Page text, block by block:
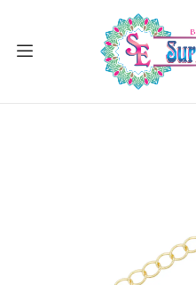
Inicio RODIO
RODIO DORADO CADENA